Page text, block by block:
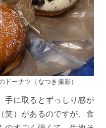
ドーナツ（なつき撮影）
手に取るとずっしり感が
笑）があるのですが、食